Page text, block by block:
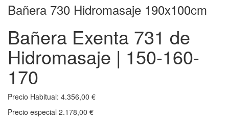
Bañera 730 Hidromasaje 190x100cm
Bañera Exenta 731 de
Hidromasaje | 150-160-
170
Precio Habitual: 4.356,00 €
Precio especial 2.178,00 €